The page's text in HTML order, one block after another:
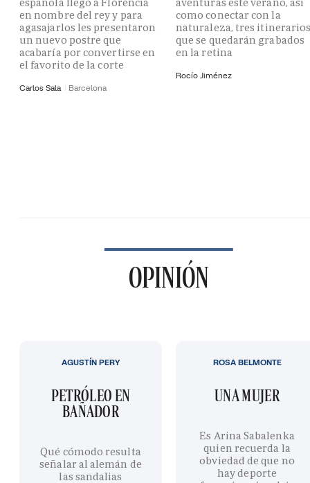
española llegó a Florencia
en nombre del rey y para
agasajarlos les presentaron
un nuevo postre que
acabaría por convertirse en
el favorito de la corte
Carlos Sala Barcelona
aventuras este verano, así
como conectar con la
naturaleza, tres
que se quedarán grabados
en la retina
Rocío Jiménez
OPINIÓN
PETRÓLEO EN
BAÑADOR
Qué cómodo resulta
señalar al alemán de
las sandalias
AGUSTÍN PERY
UNA MUJER
Es Arina Sabalenka
quien recuerda la
obviedad de que no
hay deporte
ROSA BELMONTE